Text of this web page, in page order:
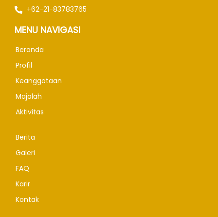
+62-21-83783765
MENU NAVIGASI
Beranda
Profil
Keanggotaan
Majalah
Aktivitas
Berita
Galeri
FAQ
Karir
Kontak